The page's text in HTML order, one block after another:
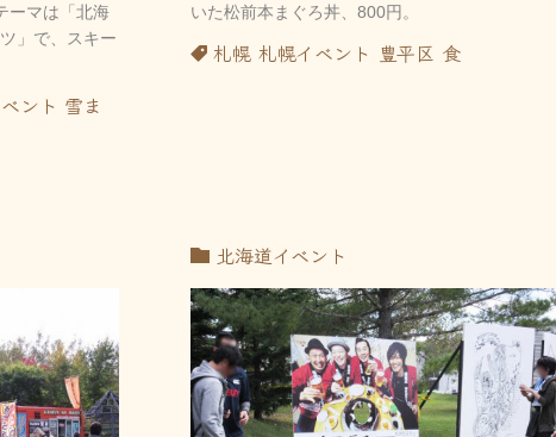
ーマは「北海
」で、スキー
ント 雪ま
いた松前本まぐろ丼、800円。
札幌 札幌イベント 豊平区 食
北海道イベント